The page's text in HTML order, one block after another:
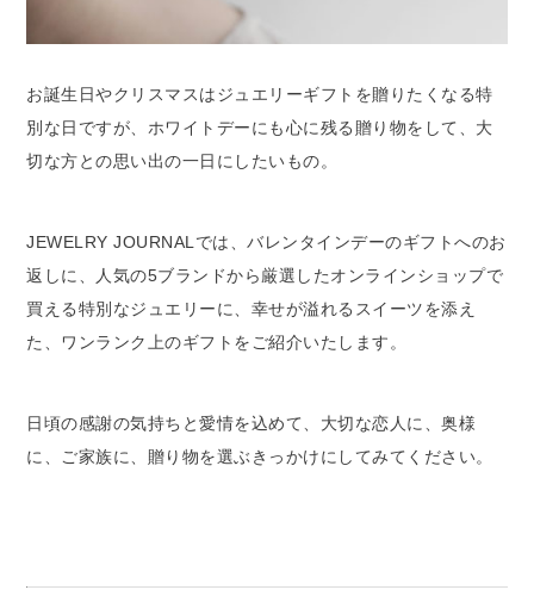
お誕生日やクリスマスはジュエリーギフトを贈りたくなる特
別な日ですが、ホワイトデーにも心に残る贈り物をして、大
切な方との思い出の一日にしたいもの。
JEWELRY JOURNALでは、バレンタインデーのギフトへのお
返しに、人気の5ブランドから厳選したオンラインショップで
買える特別なジュエリーに、幸せが溢れるスイーツを添え
た、ワンランク上のギフトをご紹介いたします。
日頃の感謝の気持ちと愛情を込めて、大切な恋人に、奥様
に、ご家族に、贈り物を選ぶきっかけにしてみてください。